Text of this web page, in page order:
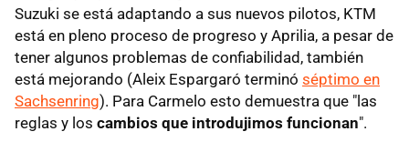
Suzuki se está adaptando a sus nuevos pilotos, KTM
está en pleno proceso de progreso y Aprilia, a pesar de
tener algunos problemas de confiabilidad, también
está mejorando (Aleix Espargaró terminó séptimo en
Sachsenring). Para Carmelo esto demuestra que "las
reglas y los cambios que introdujimos funcionan".